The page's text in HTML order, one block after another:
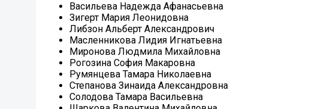
Васильева Надежда Афанасьевна
Зигерт Мария Леонидовна
Либзон Альберт Александрович
Масленникова Лидия Игнатьевна
Миронова Людмила Михайловна
Рогозина София Макаровна
Румянцева Тамара Николаевна
Степанова Зинаида Александровна
Солодова Тамара Васильевна